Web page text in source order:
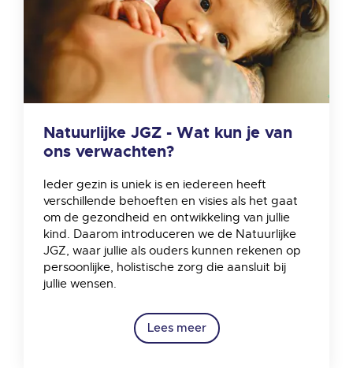
Natuurlijke JGZ - Wat kun je van
ons verwachten?
Ieder gezin is uniek is en iedereen heeft
verschillende behoeften en visies als het gaat
om de gezondheid en ontwikkeling van jullie
kind. Daarom introduceren we de Natuurlijke
JGZ, waar jullie als ouders kunnen rekenen op
persoonlijke, holistische zorg die aansluit bij
jullie wensen.
Lees meer